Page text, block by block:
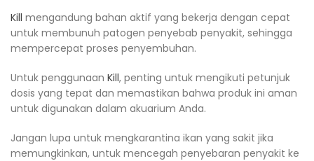
Kill mengandung bahan aktif yang bekerja dengan cepat
untuk membunuh patogen penyebab penyakit, sehingga
mempercepat proses penyembuhan.
Untuk penggunaan Kill, penting untuk mengikuti petunjuk
dosis yang tepat dan memastikan bahwa produk ini aman
untuk digunakan dalam akuarium Anda.
Jangan lupa untuk mengkarantina ikan yang sakit jika
memungkinkan, untuk mencegah penyebaran penyakit ke